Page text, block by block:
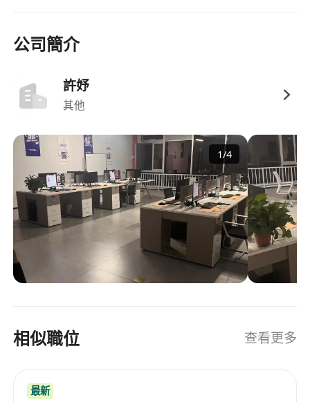
享有法定公眾假期、有薪年假及病假，按香港
提供員工膳食及不定期內部品鑑活動，讓同事深
入了解當季食材與烹調理念；
料研習、名店見學及職人交流機會；
營造尊重專業與個人成長的工作環境，表現優異
者可晉升為副廚、主廚或參與新店籌備計畫。
公司簡介
許妤
其他
1/4
相似職位 查看更多
最新